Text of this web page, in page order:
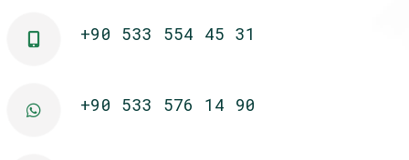
+90 533 554 45 31
+90 533 576 14 90